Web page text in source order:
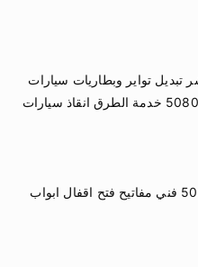
خدمة المساعدة على الطريق 50805535 خدمة الطرق انقاذ سيارات
فتح ابواب سيارات الكويت 50805535 فني مفاتيح فتح اقفال ابواب